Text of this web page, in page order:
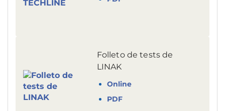
Folleto de tests de
LINAK
Online
PDF